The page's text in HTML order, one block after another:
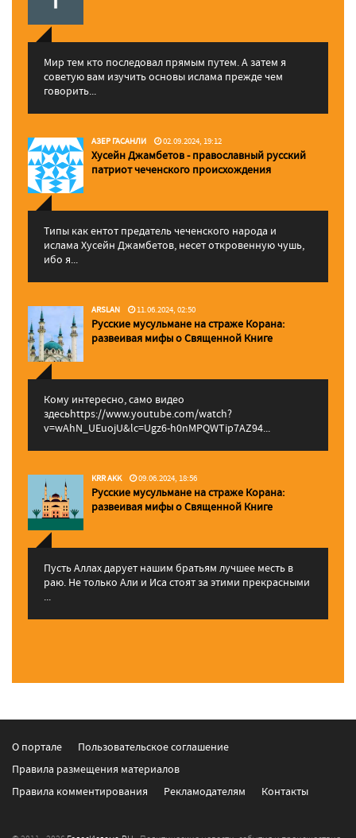
Мир тем кто последовал прямым путем. А затем я
советую вам изучить основы ислама прежде чем
говорить...
АЗЕР ГАСАНЛИ 02.09.2024, 19:12
Хусейн Джамбетов - православный русский
патриот чеченского происхождения
Типы как ентот предатель чеченского народа и
ислама Хусейн Джамбетов, несет откровенную чушь,
ибо я...
ARSLAN 11.06.2024, 02:50
Русские мусульмане на страже Корана:
pазвеивая мифы о Священной Книге
Кому интересно, само видео
здесьhttps://www.youtube.com/watch?
v=wAhN_UEuojU&lc=Ugz6-h0nMPQWTip7AZ94...
KRR AKK 09.06.2024, 18:56
Русские мусульмане на страже Корана:
pазвеивая мифы о Священной Книге
Пусть Аллах дарует нашим братьям лучшее месть в
раю. Не только Али и Иса стоят за этими прекрасными
...
О портале
Пользовательское соглашение
Правила размещения материалов
Правила комментирования
Рекламодателям Контакты